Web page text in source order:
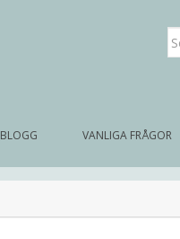
BLOGG VANLIGA FRÅGOR